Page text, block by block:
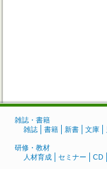
雑誌・書籍
雑誌
書籍 新書 文庫
研修・教材
人材育成
セミナー CD